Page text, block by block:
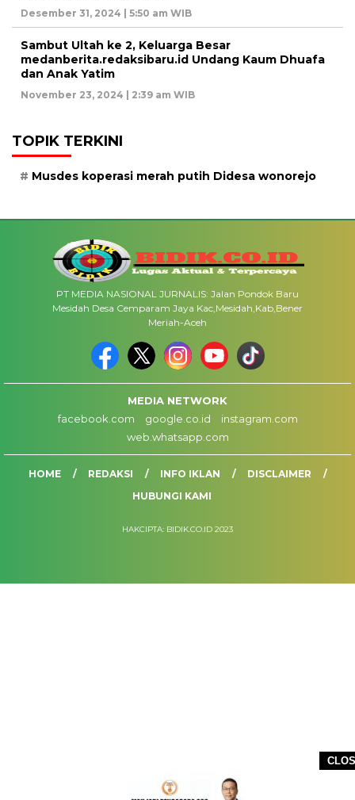
Desember 31, 2024 | 5:50 am WIB
Sambut Ultah ke 2, Keluarga Besar
medanberita.redaksibaru.id Undang Kaum Dhuafa
dan Anak Yatim
November 23, 2024 | 2:39 am WIB
TOPIK TERKINI
Musdes koperasi merah putih Didesa wonorejo
PT MEDIA NASIONAL JURNALIS: Jalan Pondok Baru
Mesidah Desa Cemparam Jaya Kac,Mesidah,Kab,Bener
Meriah-Aceh
MEDIA NETWORK
facebook.com
google.co.id
instagram.com
web.whatsapp.com
HOME REDAKSI INFO IKLAN
DISCLAIMER
HUBUNGI KAMI
HAKCIPTA: BIDIK.CO.ID 2023